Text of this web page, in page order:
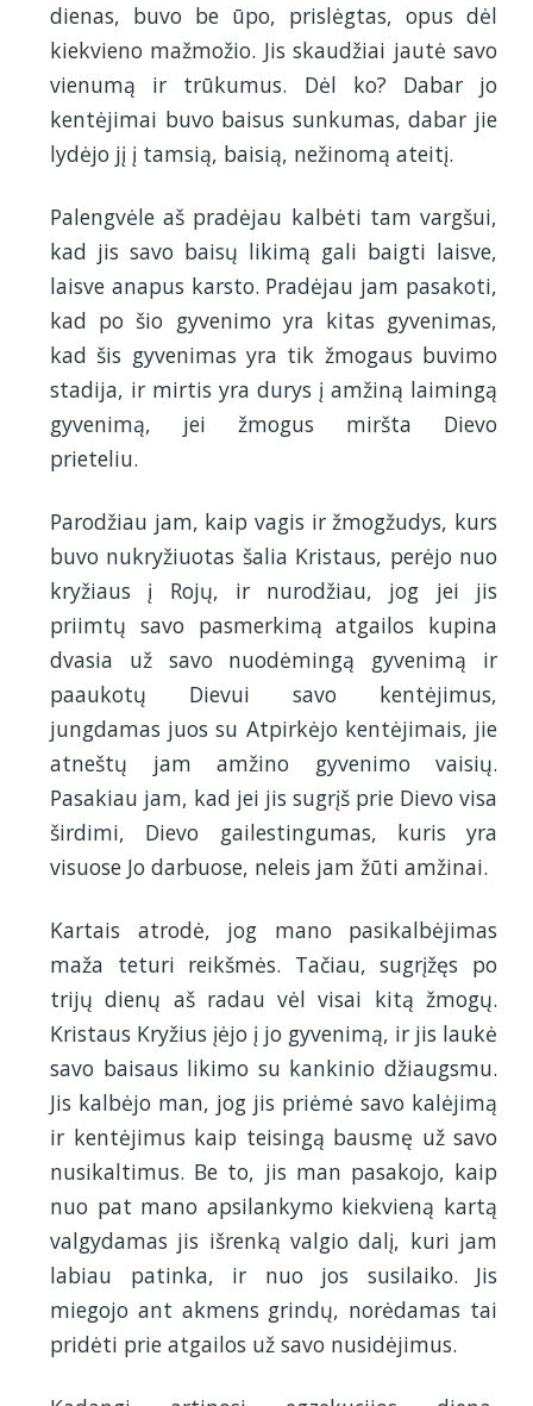
dienas, buvo be ūpo, prislėgtas, opus dėl
kiekvieno mažmožio. Jis skaudžiai jautė savo
vienumą ir trūkumus. Dėl ko? Dabar jo
kentėjimai buvo baisus sunkumas, dabar jie
lydėjo jį į tamsią, baisią, nežinomą ateitį.
Palengvėle aš pradėjau kalbėti tam vargšui,
kad jis savo baisų likimą gali baigti laisve,
laisve anapus karsto. Pradėjau jam pasakoti,
kad po šio gyvenimo yra kitas gyvenimas,
kad šis gyvenimas yra tik žmogaus buvimo
stadija, ir mirtis yra durys į amžiną laimingą
gyvenimą, jei žmogus miršta Dievo
prieteliu.
Parodžiau jam, kaip vagis ir žmogžudys, kurs
buvo nukryžiuotas šalia Kristaus, perėjo nuo
kryžiaus į Rojų, ir nurodžiau, jog jei jis
priimtų savo pasmerkimą atgailos kupina
dvasia už savo nuodėmingą gyvenimą ir
paaukotų Dievui savo kentėjimus,
jungdamas juos su Atpirkėjo kentėjimais, jie
atneštų jam amžino gyvenimo vaisių.
Pasakiau jam, kad jei jis sugrįš prie Dievo visa
širdimi, Dievo gailestingumas, kuris yra
visuose Jo darbuose, neleis jam žūti amžinai.
Kartais atrodė, jog mano pasikalbėjimas
maža teturi reikšmės. Tačiau, sugrįžęs po
trijų dienų aš radau vėl visai kitą žmogų.
Kristaus Kryžius įėjo į jo gyvenimą, ir jis laukė
savo baisaus likimo su kankinio džiaugsmu.
Jis kalbėjo man, jog jis priėmė savo kalėjimą
ir kentėjimus kaip teisingą bausmę už savo
nusikaltimus. Be to, jis man pasakojo, kaip
nuo pat mano apsilankymo kiekvieną kartą
valgydamas jis išrenką valgio dalį, kuri jam
labiau patinka, ir nuo jos susilaiko. Jis
miegojo ant akmens grindų, norėdamas tai
pridėti prie atgailos už savo nusidėjimus.